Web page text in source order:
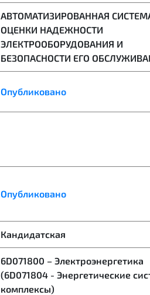
АВТОМАТИЗИРОВАННАЯ
ОЦЕНКИ НАДЕЖНОСТИ
ЭЛЕКТРООБОРУДОВАНИЯ И
БЕЗОПАСНОСТИ ЕГО
Опубликовано
Опубликовано
Кандидатская
6D071800 – Электроэнергетика
(6D071804 - Энергетические
комплексы)